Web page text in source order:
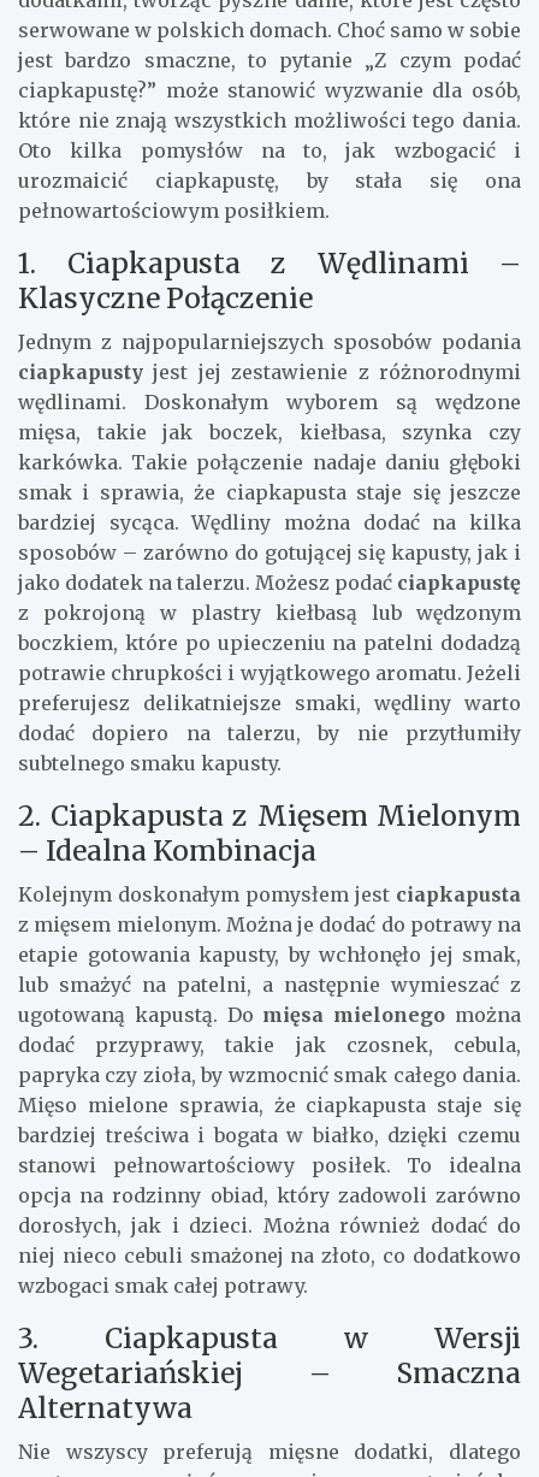
serwowane w polskich domach. Choć samo w sobie
jest bardzo smaczne, to pytanie „Z czym podać
ciapkapustę?” może stanowić wyzwanie dla osób,
które nie znają wszystkich możliwości tego dania.
Oto kilka pomysłów na to, jak wzbogacić i
urozmaicić ciapkapustę, by stała się ona
pełnowartościowym posiłkiem.
1. Ciapkapusta z Wędlinami –
Klasyczne Połączenie
Jednym z najpopularniejszych sposobów podania
ciapkapusty jest jej zestawienie z różnorodnymi
wędlinami. Doskonałym wyborem są wędzone
mięsa, takie jak boczek, kiełbasa, szynka czy
karkówka. Takie połączenie nadaje daniu głęboki
smak i sprawia, że ciapkapusta staje się jeszcze
bardziej sycąca. Wędliny można dodać na kilka
sposobów – zarówno do gotującej się kapusty, jak i
jako dodatek na talerzu. Możesz podać ciapkapustę
z pokrojoną w plastry kiełbasą lub wędzonym
boczkiem, które po upieczeniu na patelni dodadzą
potrawie chrupkości i wyjątkowego aromatu. Jeżeli
preferujesz delikatniejsze smaki, wędliny warto
dodać dopiero na talerzu, by nie przytłumiły
subtelnego smaku kapusty.
2. Ciapkapusta z Mięsem Mielonym
– Idealna Kombinacja
Kolejnym doskonałym pomysłem jest ciapkapusta
z mięsem mielonym. Można je dodać do potrawy na
etapie gotowania kapusty, by wchłonęło jej smak,
lub smażyć na patelni, a następnie wymieszać z
ugotowaną kapustą. Do mięsa mielonego można
dodać przyprawy, takie jak czosnek, cebula,
papryka czy zioła, by wzmocnić smak całego dania.
Mięso mielone sprawia, że ciapkapusta staje się
bardziej treściwa i bogata w białko, dzięki czemu
stanowi pełnowartościowy posiłek. To idealna
opcja na rodzinny obiad, który zadowoli zarówno
dorosłych, jak i dzieci. Można również dodać do
niej nieco cebuli smażonej na złoto, co dodatkowo
wzbogaci smak całej potrawy.
3. Ciapkapusta w Wersji
Wegetariańskiej – Smaczna
Alternatywa
Nie wszyscy preferują mięsne dodatki, dlatego